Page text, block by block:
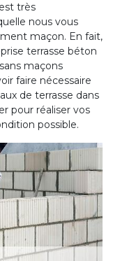
très
nous vous
maçon. En fait,
terrasse béton
maçons
faire nécessaire
de terrasse dans
pour réaliser vos
possible.